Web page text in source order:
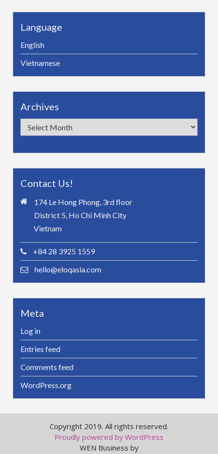
Language
English
Vietnamese
Archives
Archives
Contact Us!
174 Le Hong Phong, 3rd floor
District 5, Ho Chi Minh City
Vietnam
+84 28 3925 1559
hello@eloqasia.com
Meta
Log in
Entries feed
Comments feed
WordPress.org
Copyright 2019. All rights reserved.
Proudly powered by WordPress
WEN Business by